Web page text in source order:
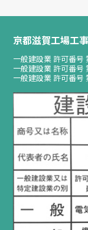
京都滋賀工場工
一般建設業 許可番号
一般建設業 許可番号
一般建設業 許可番号